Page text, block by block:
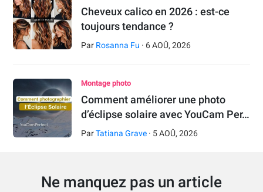
Cheveux calico en 2026 : est-ce
toujours tendance ?
Par Rosanna Fu · 6 AOÛ,2026
Montage photo
Comment améliorer une photo
d’éclipse solaire avec YouCam Per…
ParTatiana Grave · 5 AOÛ,2026
Ne manquez pas un article